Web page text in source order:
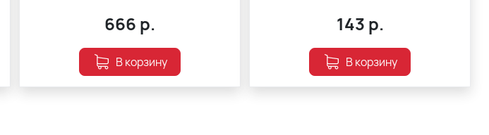
666 р.
В корзину
143 р.
В корзину